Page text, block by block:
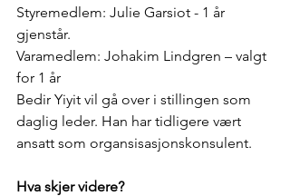
Styremedlem: Julie Garsiot - 1 år
gjenstår.
Varamedlem: Johakim Lindgren – valgt
for 1 år
Bedir Yiyit vil gå over i stillingen som
daglig leder. Han har tidligere vært
ansatt som organsisasjonskonsulent.
Hva skjer videre?